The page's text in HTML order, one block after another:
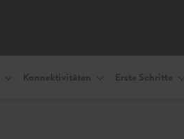
Konnektivitäten Erste Schritte